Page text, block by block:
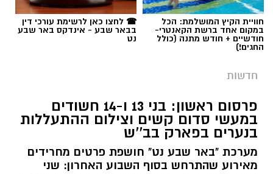
תגים:משטרה
חוויית הקיץ המושלמת: הכל
במקום אחד ברשת הקאנטרי-
חודשיים + חודש מתנה (כולל
החגים!)
☎ לחצו כאן לרשימת עורכי דין
בבאר שבע - אינדקס באר שבע
נט
חדשות
פרסום ראשון: בני 13 ו-14 חשודים
במעשי סדום קשים וצילום ההתעללות
בנערים בפארק בב''ש
מערכת "באר שבע נט" חושפת פרטים מחרידים
מאירוע שהתרחש בסוף השבוע האחרון: שני